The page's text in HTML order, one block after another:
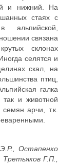
и нижний. На
стаях с
альпийской,
связана
склонах
селятся и
скал, на
птиц,
галка
так и животной
арчи, т.к.
Остапенко
Г.П.,